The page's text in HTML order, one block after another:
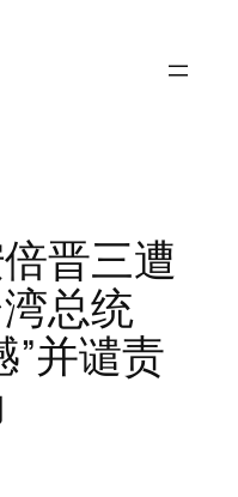
晋三遭
总统
”并谴责